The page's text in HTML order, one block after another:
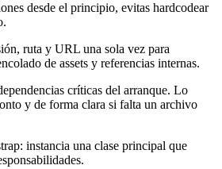
desde el principio, evitas hardcodear
ruta y URL una sola vez para
de assets y referencias internas.
críticas del arranque. Lo
y de forma clara si falta un archivo
instancia una clase principal que